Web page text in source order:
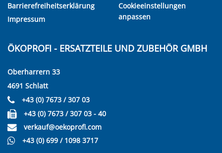
Barrierefreiheitserklärung
Impressum
Cookieeinstellungen
anpassen
ÖKOPROFI - ERSATZTEILE UND ZUBEHÖR GMBH
Oberharrern 33
4691 Schlatt
+43 (0) 7673 / 307 03
+43 (0) 7673 / 307 03 - 40
verkauf@oekoprofi.com
+43 (0) 699 / 1098 3717